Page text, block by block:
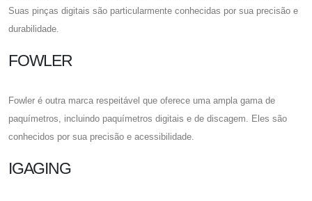
Suas pinças digitais são particularmente conhecidas por sua precisão e
durabilidade.
FOWLER
Fowler é outra marca respeitável que oferece uma ampla gama de
paquímetros, incluindo paquímetros digitais e de discagem. Eles são
conhecidos por sua precisão e acessibilidade.
IGAGING